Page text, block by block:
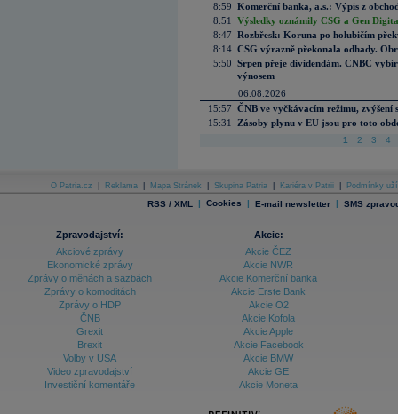
8:59 Komerční banka, a.s.: Výpis z
8:51
Výsledky oznámily CSG a Gen
8:47 Rozbřesk: Koruna po holubičím
8:14 CSG výrazně překonala odhady.
5:50 Srpen přeje dividendám. CNBC
výnosem
06.08.2026
15:57 ČNB ve vyčkávacím režimu, zvýšení
15:31
Zásoby plynu v EU jsou pro toto
1 2 3 4
O Patria.cz Reklama Mapa Stránek Skupina Patria Kariéra v Patrii Podmínky
RSS / XML | Cookies | E-mail newsletter | SMS
Zpravodajství:
Akciové zprávy
Ekonomické zprávy
Zprávy o měnách a sazbách
Zprávy o komoditách
Zprávy o HDP
ČNB
Grexit
Brexit
Volby v USA
Video zpravodajství
Investiční komentáře
Akcie:
Akcie ČEZ
Akcie NWR
Akcie Komerční banka
Akcie Erste Bank
Akcie O2
Akcie Kofola
Akcie Apple
Akcie Facebook
Akcie BMW
Akcie GE
Akcie Moneta